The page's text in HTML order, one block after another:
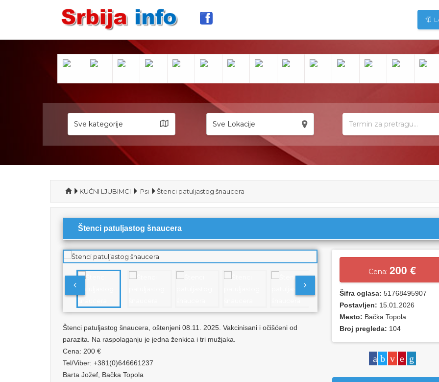
Sve kategorije Sve Lokacije
KUĆNI LJUBIMCI Psi Štenci patuljastog šnaucera
Štenci patuljastog šnaucera
Štenci patuljastog šnaucera, oštenjeni 08.11. 2025. Vakcinisani i očišćeni od
parazita. Na raspolaganju je jedna ženkica i tri mužjaka.
Cena: 200 €
Tel/Viber: +381(0)646661237
Barta Jožef, Bačka Topola
Cena:200 €
Šifra oglasa:51768495907
Postavljen: 15.01.2026
Mesto: Bačka Topola
Broj pregleda: 104